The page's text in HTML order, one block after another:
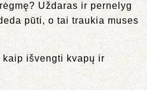
Uždaras ir pernelyg
pūti, o tai traukia muses
kaip išvengti kvapų ir